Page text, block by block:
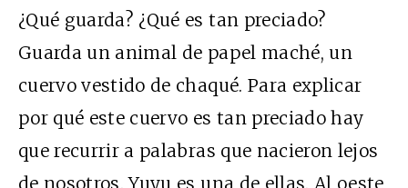
¿Qué guarda? ¿Qué es tan preciado?
Guarda un animal de papel maché, un
cuervo vestido de chaqué. Para explicar
por qué este cuervo es tan preciado hay
que recurrir a palabras que nacieron lejos
de nosotros. Yuyu es una de ellas. Al oeste